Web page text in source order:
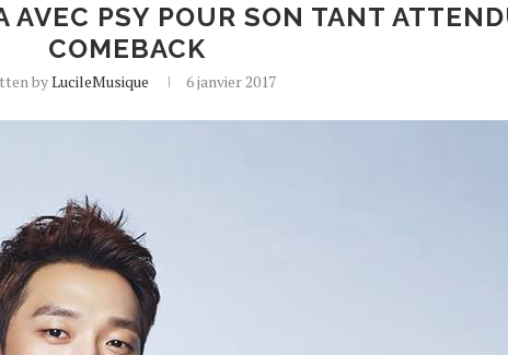
AVEC PSY POUR SON TANT
COMEBACK
byLucileMusique 6 janvier 2017